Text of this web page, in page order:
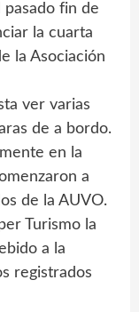
fin de
la cuarta
la Asociación
ver varias
de a bordo.
en la
a
de la AUVO.
Turismo la
a la
registrados